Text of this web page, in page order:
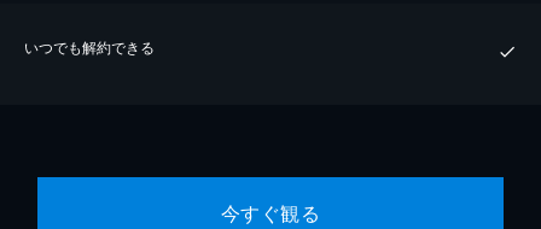
いつでも解約できる
今すぐ観る